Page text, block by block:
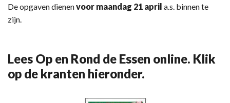
De opgaven dienenvoor maandag 21 april a.s. binnen te
zijn.
Lees Op en Rond de Essen online. Klik
op de kranten hieronder.